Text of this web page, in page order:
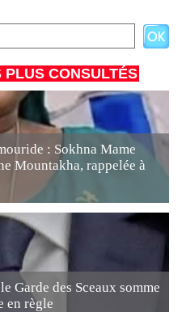
CONSULTÉS
: Sokhna Mame
Mountakha, rappelée à
Garde des Sceaux somme
en règle